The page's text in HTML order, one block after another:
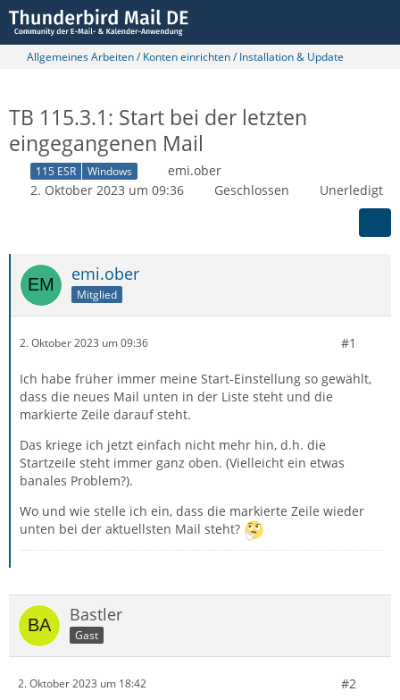
Allgemeines Arbeiten / Konten einrichten / Installation & Update
TB 115.3.1: Start bei der letzten
eingegangenen Mail
115 ESR Windows
emi.ober
2. Oktober 2023 um 09:36
Geschlossen Unerledigt
emi.ober
Mitglied
2. Oktober 2023 um 09:36 #1
Ich habe früher immer meine Start-Einstellung so gewählt,
dass die neues Mail unten in der Liste steht und die
markierte Zeile darauf steht.
Das kriege ich jetzt einfach nicht mehr hin, d.h. die
Startzeile steht immer ganz oben. (Vielleicht ein etwas
banales Problem?).
Wo und wie stelle ich ein, dass die markierte Zeile wieder
unten bei der aktuellsten Mail steht?
Bastler
Gast
2. Oktober 2023 um 18:42 #2